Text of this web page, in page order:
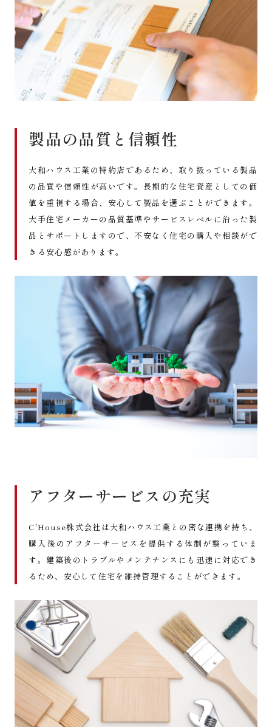
製品の品質と信頼性
大和ハウス工業の特約店であるため、取り扱っている製品
の品質や信頼性が高いです。長期的な住宅資産としての価
値を重視する場合、安心して製品を選ぶことができます。
大手住宅メーカーの品質基準やサービスレベルに沿った製
品とサポートしますので、不安なく住宅の購入や相談がで
きる安心感があります。
アフターサービスの充実
C'House株式会社は大和ハウス工業との密な連携を持ち、
購入後のアフターサービスを提供する体制が整っていま
す。建築後のトラブルやメンテナンスにも迅速に対応でき
るため、安心して住宅を維持管理することができます。